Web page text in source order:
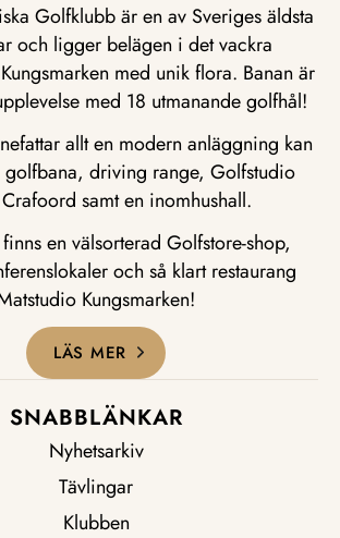
Golfklubb är en av Sveriges äldsta
och ligger belägen i det vackra
med unik flora. Banan är
med 18 utmanande golfhål!
allt en modern anläggning kan
driving range, Golfstudio
samt en inomhushall.
en välsorterad Golfstore-shop,
och så klart restaurang
Kungsmarken!
LÄS MER
SNABBLÄNKAR
Nyhetsarkiv
Tävlingar
Klubben